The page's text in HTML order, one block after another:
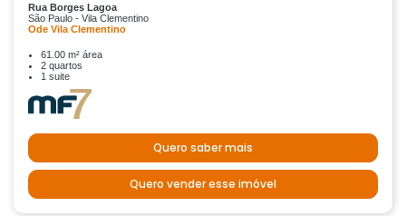
Rua Borges Lagoa
São Paulo - Vila Clementino
Ode Vila Clementino
61.00 m² área
2 quartos
1 suite
Quero saber mais
Quero vender esse imóvel